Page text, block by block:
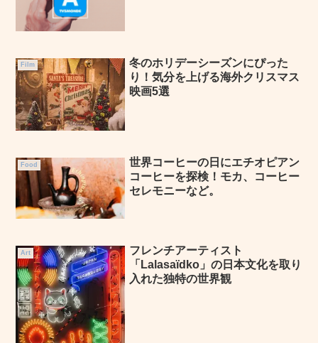
Film
冬のホリデーシーズンにぴった
り！気分を上げる海外クリスマス
映画5選
Food
世界コーヒーの日にエチオピアン
コーヒーを探検！モカ、コーヒー
セレモニーなど。
Art
フレンチアーティスト
「Lalasaïdko」の日本文化を取り
入れた独特の世界観